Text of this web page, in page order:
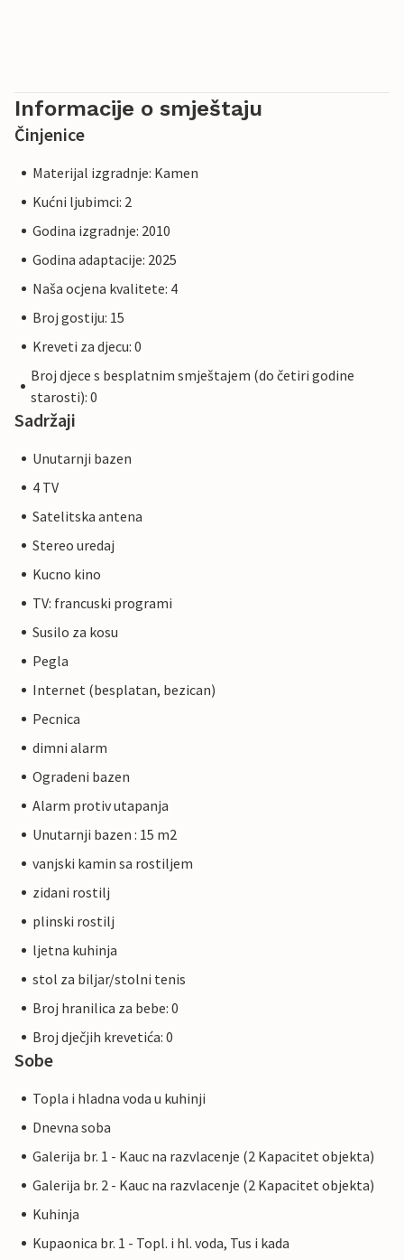
Informacije o smještaju
Činjenice
Materijal izgradnje: Kamen
Kućni ljubimci: 2
Godina izgradnje: 2010
Godina adaptacije: 2025
Naša ocjena kvalitete: 4
Broj gostiju: 15
Kreveti za djecu: 0
Broj djece s besplatnim smještajem (do četiri godine
starosti): 0
Sadržaji
Unutarnji bazen
4 TV
Satelitska antena
Stereo uredaj
Kucno kino
TV: francuski programi
Susilo za kosu
Pegla
Internet (besplatan, bezican)
Pecnica
dimni alarm
Ogradeni bazen
Alarm protiv utapanja
Unutarnji bazen : 15 m2
vanjski kamin sa rostiljem
zidani rostilj
plinski rostilj
ljetna kuhinja
stol za biljar/stolni tenis
Broj hranilica za bebe: 0
Broj dječjih krevetića: 0
Sobe
Topla i hladna voda u kuhinji
Dnevna soba
Galerija br. 1 - Kauc na razvlacenje (2 Kapacitet objekta)
Galerija br. 2 - Kauc na razvlacenje (2 Kapacitet objekta)
Kuhinja
Kupaonica br. 1 - Topl. i hl. voda, Tus i kada